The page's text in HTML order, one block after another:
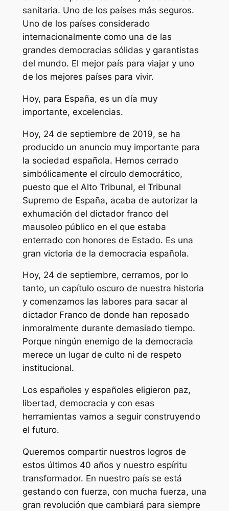
sanitaria. Uno de los países más seguros.
Uno de los países considerado
internacionalmente como una de las
grandes democracias sólidas y garantistas
del mundo. El mejor país para viajar y uno
de los mejores países para vivir.
Hoy, para España, es un día muy
importante, excelencias.
Hoy, 24 de septiembre de 2019, se ha
producido un anuncio muy importante para
la sociedad española. Hemos cerrado
simbólicamente el círculo democrático,
puesto que el Alto Tribunal, el Tribunal
Supremo de España, acaba de autorizar la
exhumación del dictador franco del
mausoleo público en el que estaba
enterrado con honores de Estado. Es una
gran victoria de la democracia española.
Hoy, 24 de septiembre, cerramos, por lo
tanto, un capítulo oscuro de nuestra historia
y comenzamos las labores para sacar al
dictador Franco de donde han reposado
inmoralmente durante demasiado tiempo.
Porque ningún enemigo de la democracia
merece un lugar de culto ni de respeto
institucional.
Los españoles y españoles eligieron paz,
libertad, democracia y con esas
herramientas vamos a seguir construyendo
el futuro.
Queremos compartir nuestros logros de
estos últimos 40 años y nuestro espíritu
transformador. En nuestro país se está
gestando con fuerza, con mucha fuerza, una
gran revolución que cambiará para siempre